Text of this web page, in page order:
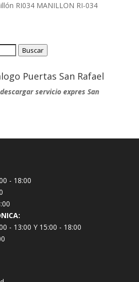
RI034 MANILLON RI-034
Buscar
Puertas San Rafael
servicio expres San
- 18:00
- 13:00 Y 15:00 - 18:00